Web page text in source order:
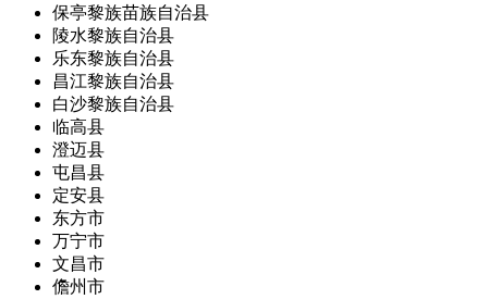
保亭黎族苗族自治县
陵水黎族自治县
乐东黎族自治县
昌江黎族自治县
白沙黎族自治县
临高县
澄迈县
屯昌县
定安县
东方市
万宁市
文昌市
儋州市